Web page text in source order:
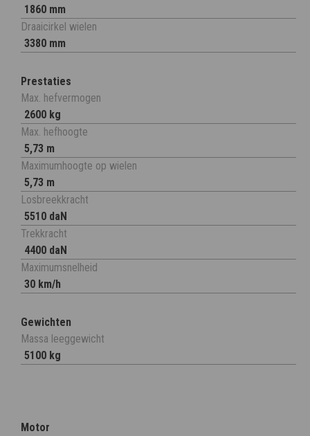
1860 mm
Draaicirkel wielen
3380 mm
Prestaties
Max. hefvermogen
2600 kg
Max. hefhoogte
5,73 m
Maximumhoogte op wielen
5,73 m
Losbreekkracht
5510 daN
Trekkracht
4400 daN
Maximumsnelheid
30 km/h
Gewichten
Massa leeggewicht
5100 kg
Motor